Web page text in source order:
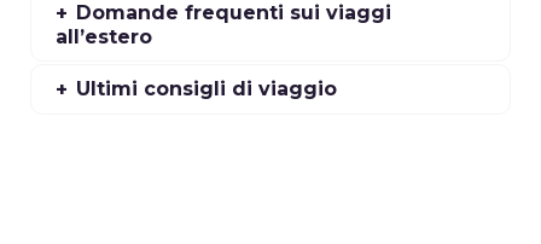
Domande frequenti sui viaggi
all’estero
Ultimi consigli di viaggio